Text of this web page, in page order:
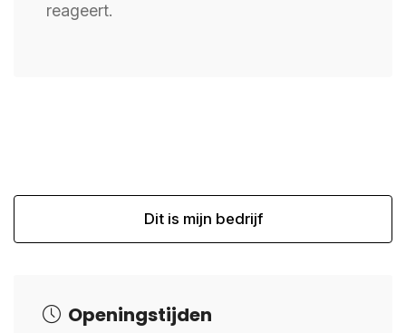
reageert.
Dit is mijn bedrijf
Openingstijden